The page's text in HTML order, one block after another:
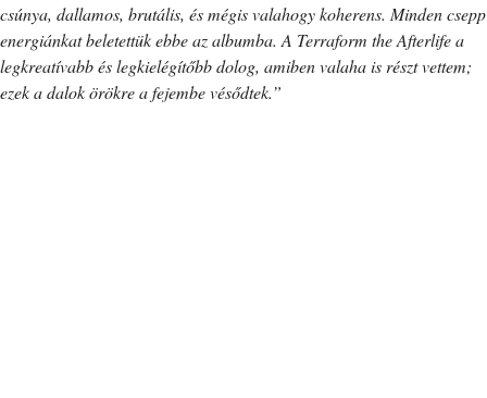
csúnya, dallamos, brutális, és mégis valahogy koherens. Minden csepp
energiánkat beletettük ebbe az albumba. A Terraform the Afterlife a
legkreatívabb és legkielégítőbb dolog, amiben valaha is részt vettem;
ezek a dalok örökre a fejembe vésődtek.”